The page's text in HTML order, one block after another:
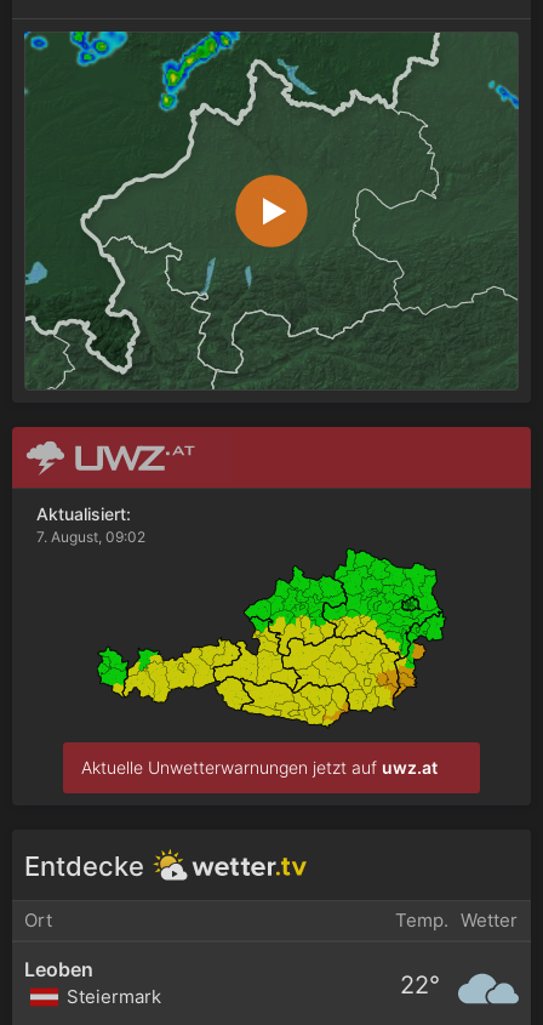
Aktualisiert:
7. August, 09:02
Aktuelle Unwetterwarnungen jetzt auf uwz.at
Entdecke
Ort Temp. Wetter
Leoben
Steiermark 22°